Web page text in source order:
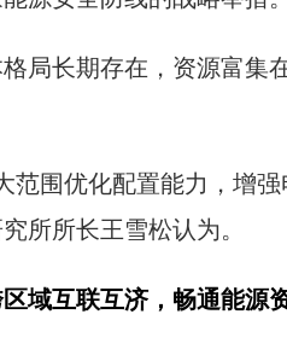
局长期存在，资源富集
范围优化配置能力，增
所所长王雪松认为。
域互联互济，畅通能源